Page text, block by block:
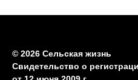
© 2026 Сельская жизнь
Свидетельство о